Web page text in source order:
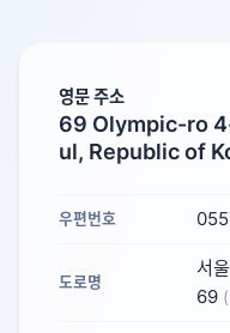
영문 주소
69 Olympic-ro
ul, Republic of
우편번호
도로명
서
69